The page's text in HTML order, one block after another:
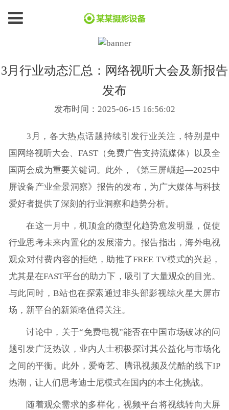
3月行业动态汇总：网络视听大会及新报告
发布
发布时间：2025-06-15 16:56:02
3月，各大热点话题持续引发行业关注，特别是中
国网络视听大会、FAST（免费广告支持流媒体）以及全
国两会成为重要关键词。此外，《第三屏崛起—2025中
屏设备产业全景洞察》报告的发布，为广大媒体与科技
爱好者提供了深刻的行业洞察和趋势分析。
在这一月中，机顶盒的微型化趋势愈发明显，促使
行业思考未来内置化的发展潜力。报告指出，海外电视
观众对付费内容的拒绝，助推了FREE TV模式的兴起，
尤其是在FAST平台的助力下，吸引了大量观众的目光。
与此同时，B站也在探索通过非头部影视综火星大屏市
场，新平台的新策略值得关注。
讨论中，关于“免费电视”能否在中国市场破冰的问
题引发广泛热议，业内人士积极探讨其公益化与市场化
之间的平衡。此外，爱奇艺、腾讯视频及优酷的线下IP
热潮，让人们思考迪士尼模式在国内的本土化挑战。
随着观众需求的多样化，视频平台将视线转向大屏